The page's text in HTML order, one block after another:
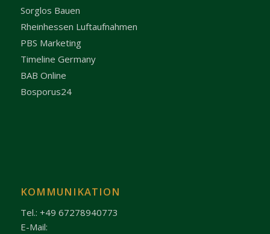
Sorglos Bauen
Rheinhessen Luftaufnahmen
PBS Marketing
Timeline Germany
BAB Online
Bosporus24
KOMMUNIKATION
Tel.: +49 67278940773
E-Mail: